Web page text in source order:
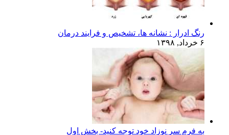
رنگ ادرار : نشانه ها، تشخیص و فرایند درمان
۶ خرداد, ۱۳۹۸
به فرم سر نوزاد خود توجه کنید- بخش اول